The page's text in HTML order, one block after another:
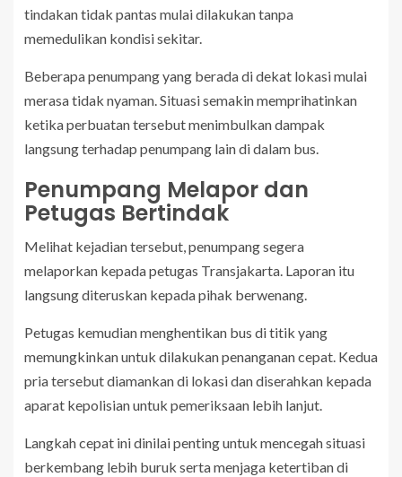
tindakan tidak pantas mulai dilakukan tanpa
memedulikan kondisi sekitar.
Beberapa penumpang yang berada di dekat lokasi mulai
merasa tidak nyaman. Situasi semakin memprihatinkan
ketika perbuatan tersebut menimbulkan dampak
langsung terhadap penumpang lain di dalam bus.
Penumpang Melapor dan
Petugas Bertindak
Melihat kejadian tersebut, penumpang segera
melaporkan kepada petugas Transjakarta. Laporan itu
langsung diteruskan kepada pihak berwenang.
Petugas kemudian menghentikan bus di titik yang
memungkinkan untuk dilakukan penanganan cepat. Kedua
pria tersebut diamankan di lokasi dan diserahkan kepada
aparat kepolisian untuk pemeriksaan lebih lanjut.
Langkah cepat ini dinilai penting untuk mencegah situasi
berkembang lebih buruk serta menjaga ketertiban di